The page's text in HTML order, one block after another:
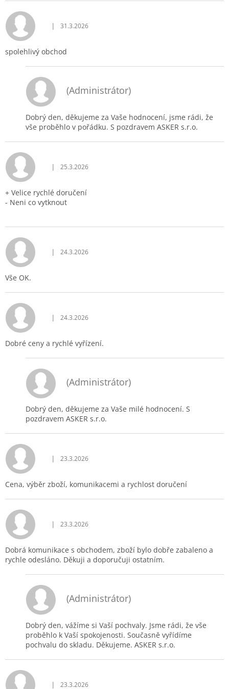
Hodnocení obchodu je 5 z 5 hvězdiček.
| 31.3.2026
spolehlivý obchod
(Administrátor)
Dobrý den, děkujeme za Vaše hodnocení, jsme rádi, že
vše proběhlo v pořádku. S pozdravem ASKER s.r.o.
Hodnocení obchodu je 5 z 5 hvězdiček.
| 25.3.2026
+ Velice rychlé doručení
- Neni co vytknout
Hodnocení obchodu je 5 z 5 hvězdiček.
| 24.3.2026
Vše OK.
Hodnocení obchodu je 5 z 5 hvězdiček.
| 24.3.2026
Dobré ceny a rychlé vyřízení.
(Administrátor)
Dobrý den, děkujeme za Vaše milé hodnocení. S
pozdravem ASKER s.r.o.
Hodnocení obchodu je 5 z 5 hvězdiček.
| 23.3.2026
Cena, výběr zboží, komunikacemi a rychlost doručení
Hodnocení obchodu je 5 z 5 hvězdiček.
| 23.3.2026
Dobrá komunikace s obchodem, zboží bylo dobře zabaleno a
rychle odesláno. Děkuji a doporučuji ostatním.
(Administrátor)
Dobrý den, vážíme si Vaší pochvaly. Jsme rádi, že vše
proběhlo k Vaší spokojenosti. Současně vyřídíme
pochvalu do skladu. Děkujeme. ASKER s.r.o.
| 23.3.2026